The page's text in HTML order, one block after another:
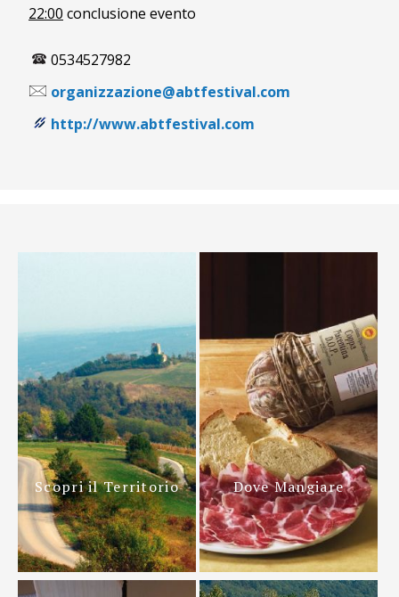
22:00 conclusione evento
0534527982
organizzazione@abtfestival.com
http://www.abtfestival.com
Scopri il Territorio Dove Mangiare